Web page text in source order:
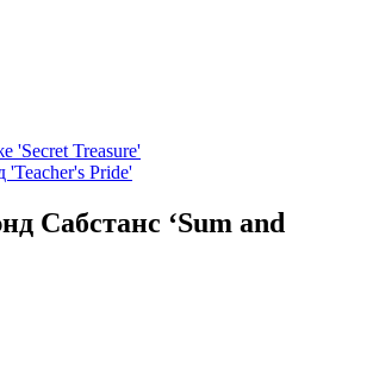
'Secret Treasure'
'Teacher's Pride'
Сабстанс ‘Sum and